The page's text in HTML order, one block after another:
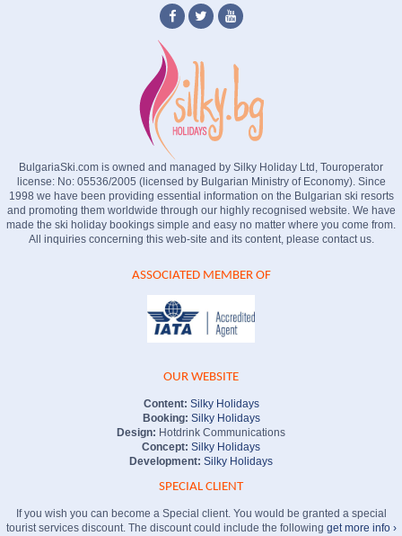
BulgariaSki.com is owned and managed by Silky Holiday Ltd, Touroperator
license: No: 05536/2005 (licensed by Bulgarian Ministry of Economy). Since
1998 we have been providing essential information on the Bulgarian ski resorts
and promoting them worldwide through our highly recognised website. We have
made the ski holiday bookings simple and easy no matter where you come from.
All inquiries concerning this web-site and its content, please contact us.
ASSOCIATED MEMBER OF
OUR WEBSITE
Content: Silky Holidays
Booking: Silky Holidays
Design: Hotdrink Communications
Concept: Silky Holidays
Development: Silky Holidays
SPECIAL CLIENT
If you wish you can become a Special client. You would be granted a special
tourist services discount. The discount could include the following get more info ›